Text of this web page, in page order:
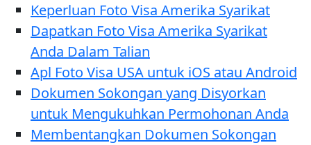
Keperluan Foto Visa Amerika Syarikat
Dapatkan Foto Visa Amerika Syarikat
Anda Dalam Talian
Apl Foto Visa USA untuk iOS atau Android
Dokumen Sokongan yang Disyorkan
untuk Mengukuhkan Permohonan Anda
Membentangkan Dokumen Sokongan